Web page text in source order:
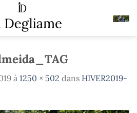
à 1250 × 502 dans HIVER2019-